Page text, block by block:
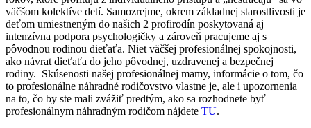
väčšom kolektíve detí. Samozrejme, okrem základnej starostlivosti je
deťom umiestneným do našich 2 profirodín poskytovaná aj
intenzívna podpora psychologičky a zároveň pracujeme aj s
pôvodnou rodinou dieťaťa. Niet väčšej profesionálnej spokojnosti,
ako návrat dieťaťa do jeho pôvodnej, uzdravenej a bezpečnej
rodiny. Skúsenosti našej profesionálnej mamy, informácie o tom, čo
to profesionálne náhradné rodičovstvo vlastne je, ale i upozornenia
na to, čo by ste mali zvážiť predtým, ako sa rozhodnete byť
profesionálnym náhradným rodičom nájdete TU.